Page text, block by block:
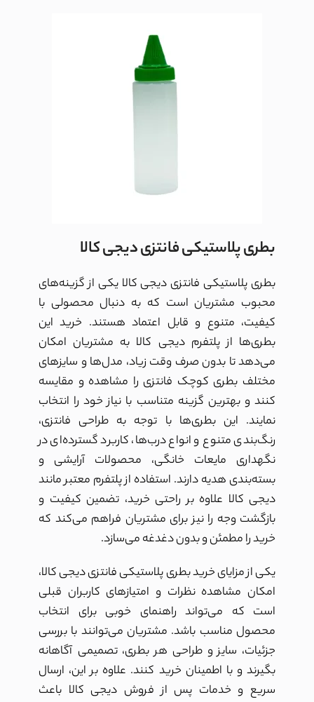
بطری پلاستیکی فانتزی دیجی کالا
بطری پلاستیکی فانتزی دیجی کالا یکی از گزینه‌های
محبوب مشتریان است که به دنبال محصولی با
کیفیت، متنوع و قابل اعتماد هستند. خرید این
بطری‌ها از پلتفرم دیجی کالا به مشتریان امکان
می‌دهد تا بدون صرف وقت زیاد، مدل‌ها و سایزهای
مختلف بطری کوچک فانتزی را مشاهده و مقایسه
کنند و بهترین گزینه متناسب با نیاز خود را انتخاب
نمایند. این بطری‌ها با توجه به طراحی فانتزی،
رنگ‌بندی متنوع و انواع درب‌ها، کاربرد گسترده‌ای در
نگهداری مایعات خانگی، محصولات آرایشی و
بسته‌بندی هدیه دارند. استفاده از پلتفرم معتبر مانند
دیجی کالا علاوه بر راحتی خرید، تضمین کیفیت و
بازگشت وجه را نیز برای مشتریان فراهم می‌کند که
خرید را مطمئن و بدون دغدغه می‌سازد.
یکی از مزایای خرید بطری پلاستیکی فانتزی دیجی کالا،
امکان مشاهده نظرات و امتیازهای کاربران قبلی
است که می‌تواند راهنمای خوبی برای انتخاب
محصول مناسب باشد. مشتریان می‌توانند با بررسی
جزئیات، سایز و طراحی هر بطری، تصمیمی آگاهانه
بگیرند و با اطمینان خرید کنند. علاوه بر این، ارسال
سریع و خدمات پس از فروش دیجی کالا باعث